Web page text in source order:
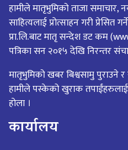
हामीले मातृभुमिको ताजा समाचार,
साहित्यलाई प्रोत्साहन गरी प्रेसित
प्रा.लि.बाट मातृ सन्देश डट कम
पत्रिका सन २०१५ देखि निरन्तर
मातृभुमिको खबर बिश्वसामु पुराउने
हामीले पस्केको खुराक
होला ।
कार्यालय